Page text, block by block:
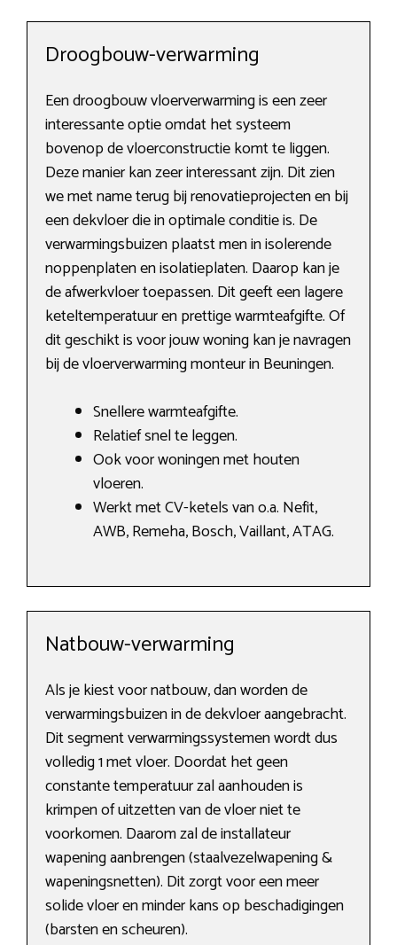
Droogbouw-verwarming
Een droogbouw vloerverwarming is een zeer
interessante optie omdat het systeem
bovenop de vloerconstructie komt te liggen.
Deze manier kan zeer interessant zijn. Dit zien
we met name terug bij renovatieprojecten en bij
een dekvloer die in optimale conditie is. De
verwarmingsbuizen plaatst men in isolerende
noppenplaten en isolatieplaten. Daarop kan je
de afwerkvloer toepassen. Dit geeft een lagere
keteltemperatuur en prettige warmteafgifte. Of
dit geschikt is voor jouw woning kan je navragen
bij de vloerverwarming monteur in Beuningen.
Snellere warmteafgifte.
Relatief snel te leggen.
Ook voor woningen met houten
vloeren.
Werkt met CV-ketels van o.a. Nefit,
AWB, Remeha, Bosch, Vaillant, ATAG.
Natbouw-verwarming
Als je kiest voor natbouw, dan worden de
verwarmingsbuizen in de dekvloer aangebracht.
Dit segment verwarmingssystemen wordt dus
volledig 1 met vloer. Doordat het geen
constante temperatuur zal aanhouden is
krimpen of uitzetten van de vloer niet te
voorkomen. Daarom zal de installateur
wapening aanbrengen (staalvezelwapening &
wapeningsnetten). Dit zorgt voor een meer
solide vloer en minder kans op beschadigingen
(barsten en scheuren).